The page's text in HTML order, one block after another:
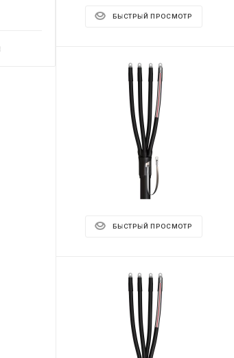
БЫСТРЫЙ ПРОСМОТР
БЫСТРЫЙ ПРОСМОТР